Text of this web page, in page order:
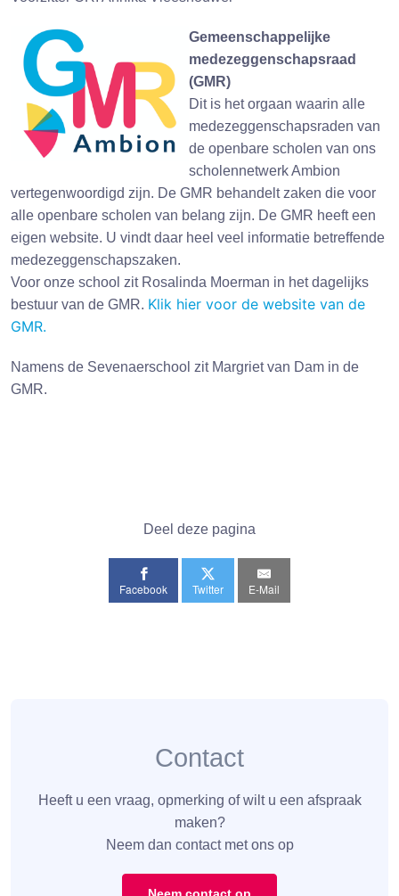
Gemeenschappelijke
medezeggenschapsraad
(GMR)
Dit is het orgaan waarin alle
medezeggenschapsraden van
de openbare scholen van ons
scholennetwerk Ambion
vertegenwoordigd zijn. De GMR behandelt zaken die voor
alle openbare scholen van belang zijn. De GMR heeft een
eigen website. U vindt daar heel veel informatie betreffende
medezeggenschapszaken.
Voor onze school zit Rosalinda Moerman in het dagelijks
bestuur van de GMR. Klik hier voor de website van de
GMR.
Namens de Sevenaerschool zit Margriet van Dam in de
GMR.
Deel deze pagina
Facebook Twitter E-Mail
Contact
Heeft u een vraag, opmerking of wilt u een afspraak
maken?
Neem dan contact met ons op